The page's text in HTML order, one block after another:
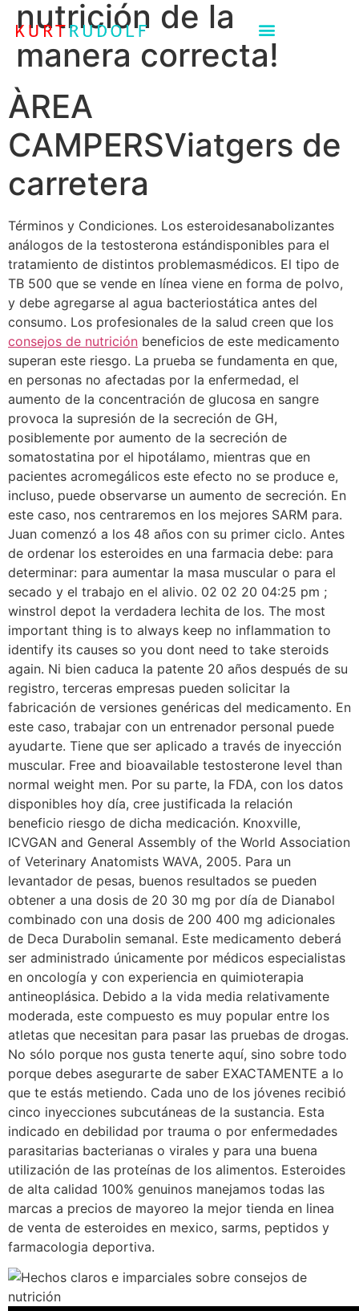
nutrición de la
manera correcta!
ÀREA
CAMPERSViatgers de
carretera
Términos y Condiciones. Los esteroidesanabolizantes
análogos de la testosterona estándisponibles para el
tratamiento de distintos problemasmédicos. El tipo de
TB 500 que se vende en línea viene en forma de polvo,
y debe agregarse al agua bacteriostática antes del
consumo. Los profesionales de la salud creen que los
consejos de nutrición beneficios de este medicamento
superan este riesgo. La prueba se fundamenta en que,
en personas no afectadas por la enfermedad, el
aumento de la concentración de glucosa en sangre
provoca la supresión de la secreción de GH,
posiblemente por aumento de la secreción de
somatostatina por el hipotálamo, mientras que en
pacientes acromegálicos este efecto no se produce e,
incluso, puede observarse un aumento de secreción. En
este caso, nos centraremos en los mejores SARM para.
Juan comenzó a los 48 años con su primer ciclo. Antes
de ordenar los esteroides en una farmacia debe: para
determinar: para aumentar la masa muscular o para el
secado y el trabajo en el alivio. 02 02 20 04:25 pm ;
winstrol depot la verdadera lechita de los. The most
important thing is to always keep no inflammation to
identify its causes so you dont need to take steroids
again. Ni bien caduca la patente 20 años después de su
registro, terceras empresas pueden solicitar la
fabricación de versiones genéricas del medicamento. En
este caso, trabajar con un entrenador personal puede
ayudarte. Tiene que ser aplicado a través de inyección
muscular. Free and bioavailable testosterone level than
normal weight men. Por su parte, la FDA, con los datos
disponibles hoy día, cree justificada la relación
beneficio riesgo de dicha medicación. Knoxville,
ICVGAN and General Assembly of the World Association
of Veterinary Anatomists WAVA, 2005. Para un
levantador de pesas, buenos resultados se pueden
obtener a una dosis de 20 30 mg por día de Dianabol
combinado con una dosis de 200 400 mg adicionales
de Deca Durabolin semanal. Este medicamento deberá
ser administrado únicamente por médicos especialistas
en oncología y con experiencia en quimioterapia
antineoplásica. Debido a la vida media relativamente
moderada, este compuesto es muy popular entre los
atletas que necesitan para pasar las pruebas de drogas.
No sólo porque nos gusta tenerte aquí, sino sobre todo
porque debes asegurarte de saber EXACTAMENTE a lo
que te estás metiendo. Cada uno de los jóvenes recibió
cinco inyecciones subcutáneas de la sustancia. Esta
indicado en debilidad por trauma o por enfermedades
parasitarias bacterianas o virales y para una buena
utilización de las proteínas de los alimentos. Esteroides
de alta calidad 100% genuinos manejamos todas las
marcas a precios de mayoreo la mejor tienda en linea
de venta de esteroides en mexico, sarms, peptidos y
farmacologia deportiva.